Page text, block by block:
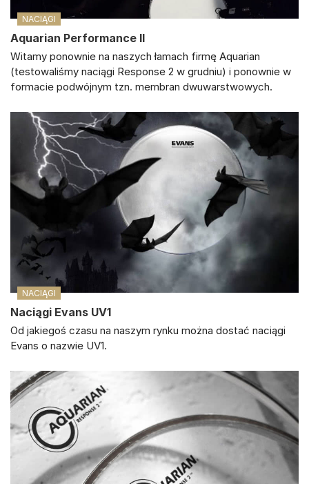
NACIĄGI
Aquarian Performance II
Witamy ponownie na naszych łamach firmę Aquarian
(testowaliśmy naciągi Response 2 w grudniu) i ponownie w
formacie podwójnym tzn. membran dwuwarstwowych.
NACIĄGI
Naciągi Evans UV1
Od jakiegoś czasu na naszym rynku można dostać naciągi
Evans o nazwie UV1.